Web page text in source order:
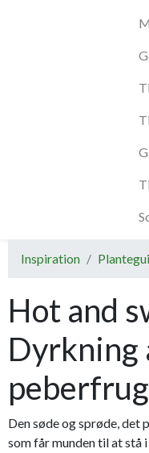
Inspiration
Hot and
Dyrkning
Den søde og sprøde,
som får munden til at stå